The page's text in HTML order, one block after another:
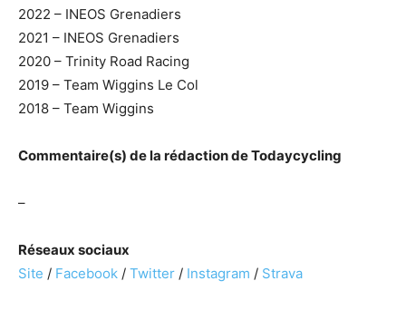
2022 – INEOS Grenadiers
2021 – INEOS Grenadiers
2020 – Trinity Road Racing
2019 – Team Wiggins Le Col
2018 – Team Wiggins
Commentaire(s) de la rédaction de Todaycycling
–
Réseaux sociaux
Site / Facebook / Twitter / Instagram / Strava